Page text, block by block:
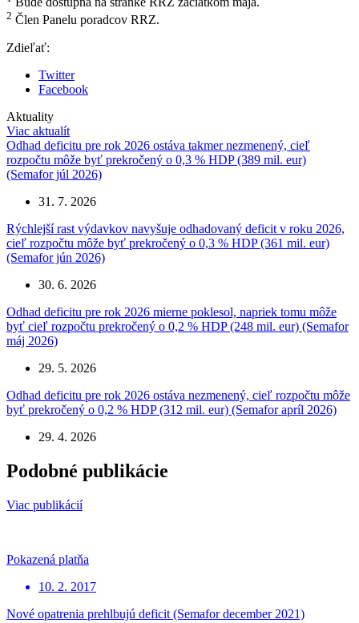
2 Člen Panelu poradcov RRZ.
Zdieľať:
Twitter
Facebook
Aktuality
Viac aktualít
Odhad deficitu pre rok 2026 ostáva takmer nezmenený, cieľ
rozpočtu môže byť prekročený o 0,3 % HDP (389 mil. eur)
(Semafor júl 2026)
31. 7. 2026
Rýchlejší rast výdavkov navyšuje odhadovaný deficit v roku 2026,
cieľ rozpočtu môže byť prekročený o 0,3 % HDP (361 mil. eur)
(Semafor jún 2026)
30. 6. 2026
Odhad deficitu pre rok 2026 mierne poklesol, napriek tomu môže
byť cieľ rozpočtu prekročený o 0,2 % HDP (248 mil. eur) (Semafor
máj 2026)
29. 5. 2026
Odhad deficitu pre rok 2026 ostáva nezmenený, cieľ rozpočtu môže
byť prekročený o 0,2 % HDP (312 mil. eur) (Semafor apríl 2026)
29. 4. 2026
Podobné publikácie
Viac publikácií
Pokazená platňa
10. 2. 2017
Nové opatrenia prehlbujú deficit (Semafor december 2021)